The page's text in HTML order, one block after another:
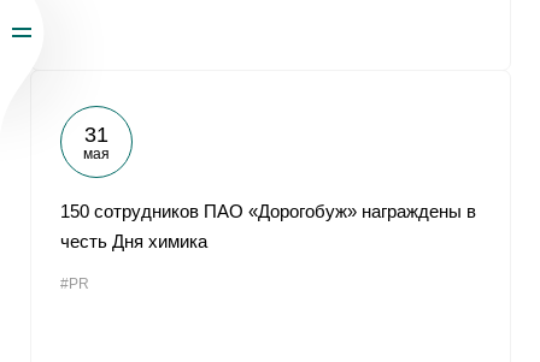
31
мая
150 сотрудников ПАО «Дорогобуж» награждены в
честь Дня химика
#PR